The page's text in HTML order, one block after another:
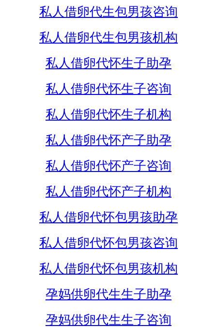
私人借卵代生包男孩咨询
私人借卵代生包男孩机构
私人借卵代怀生子助孕
私人借卵代怀生子咨询
私人借卵代怀生子机构
私人借卵代怀产子助孕
私人借卵代怀产子咨询
私人借卵代怀产子机构
私人借卵代怀包男孩助孕
私人借卵代怀包男孩咨询
私人借卵代怀包男孩机构
孕妈供卵代生生子助孕
孕妈供卵代生生子咨询